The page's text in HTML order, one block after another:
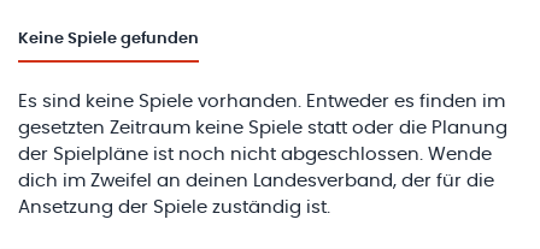
Keine Spiele gefunden
Es sind keine Spiele vorhanden. Entweder es finden im
gesetzten Zeitraum keine Spiele statt oder die Planung
der Spielpläne ist noch nicht abgeschlossen. Wende
dich im Zweifel an deinen Landesverband, der für die
Ansetzung der Spiele zuständig ist.